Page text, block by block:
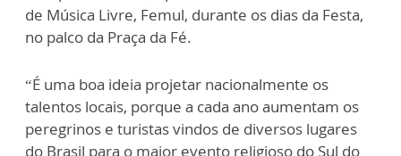
de Música Livre, Femul, durante os dias da Festa,
no palco da Praça da Fé.
“É uma boa ideia projetar nacionalmente os
talentos locais, porque a cada ano aumentam os
peregrinos e turistas vindos de diversos lugares
do Brasil para o maior evento religioso do Sul do